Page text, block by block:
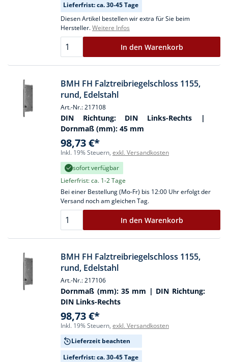
Lieferfrist: ca. 30-45 Tage
Diesen Artikel bestellen wir extra für Sie beim
Hersteller.Weitere Infos
In den Warenkorb
BMH FH Falztreibriegelschloss 1155,
rund, Edelstahl
Art.-Nr.: 217108
DIN Richtung: DIN Links-Rechts |
Dornmaß (mm): 45 mm
98,73 €*
Inkl. 19% Steuern, exkl. Versandkosten
sofort verfügbar
Lieferfrist: ca. 1-2 Tage
Bei einer Bestellung (Mo-Fr) bis 12:00 Uhr erfolgt der
Versand noch am gleichen Tag.
In den Warenkorb
BMH FH Falztreibriegelschloss 1155,
rund, Edelstahl
Art.-Nr.: 217106
Dornmaß (mm): 35 mm | DIN Richtung:
DIN Links-Rechts
98,73 €*
Inkl. 19% Steuern, exkl. Versandkosten
Lieferzeit beachten
Lieferfrist: ca. 30-45 Tage